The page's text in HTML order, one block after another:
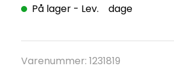
På lager - Lev. dage
Varenummer: 1231819